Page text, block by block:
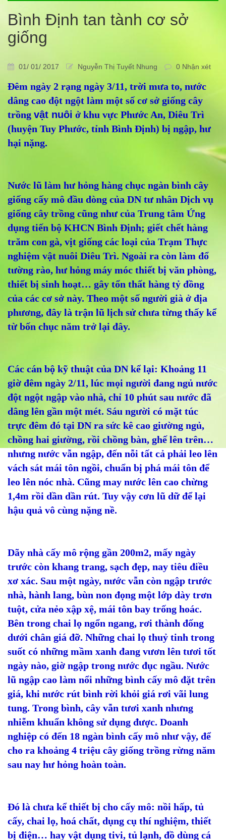
Bình Định tan tành cơ sở
giống
01/ 01/ 2017 Nguyễn Thị Tuyết Nhung 0 Nhận xét
Đêm ngày 2 rạng ngày 3/11, trời mưa to, nước
dâng cao đột ngột làm một số cơ sở giống cây
trồng vật nuôi ở khu vực Phước An, Diêu Trì
(huyện Tuy Phước, tỉnh Bình Định) bị ngập, hư
hại nặng.
Nước lũ làm hư hỏng hàng chục ngàn bình cây
giống cấy mô đầu dòng của DN tư nhân Dịch vụ
giống cây trồng cũng như của Trung tâm Ứng
dụng tiến bộ KHCN Bình Định; giết chết hàng
trăm con gà, vịt giống các loại của Trạm Thực
nghiệm vật nuôi Diêu Trì. Ngoài ra còn làm đổ
tường rào, hư hỏng máy móc thiết bị văn phòng,
thiết bị sinh hoạt… gây tổn thất hàng tỷ đồng
của các cơ sở này. Theo một số người già ở địa
phương, đây là trận lũ lịch sử chưa từng thấy kể
từ bốn chục năm trở lại đây.
Các cán bộ kỹ thuật của DN kể lại: Khoảng 11
giờ đêm ngày 2/11, lúc mọi người đang ngủ nước
đột ngột ngập vào nhà, chỉ 10 phút sau nước đã
dâng lên gần một mét. Sáu người có mặt túc
trực đêm đó tại DN ra sức kê cao giường ngủ,
chồng hai giường, rồi chồng bàn, ghế lên trên…
nhưng nước vẫn ngập, đến nỗi tất cả phải leo lên
vách sát mái tôn ngồi, chuẩn bị phá mái tôn để
leo lên nóc nhà. Cũng may nước lên cao chừng
1,4m rồi dần dần rút. Tuy vậy cơn lũ dữ để lại
hậu quả vô cùng nặng nề.
Dãy nhà cấy mô rộng gần 200m2, mấy ngày
trước còn khang trang, sạch đẹp, nay tiêu điều
xơ xác. Sau một ngày, nước vẫn còn ngập trước
nhà, hành lang, bùn non đọng một lớp dày trơn
tuột, cửa nẻo xập xệ, mái tôn bay trống hoác.
Bên trong chai lọ ngổn ngang, rơi thành đống
dưới chân giá đỡ. Những chai lọ thuỷ tinh trong
suốt có những mầm xanh đang vươn lên tươi tốt
ngày nào, giờ ngập trong nước đục ngầu. Nước
lũ ngập cao làm nổi những bình cấy mô đặt trên
giá, khi nước rút bình rời khỏi giá rơi vãi lung
tung. Trong bình, cây vẫn tươi xanh nhưng
nhiễm khuẩn không sử dụng được. Doanh
nghiệp có đến 18 ngàn bình cấy mô như vậy, để
cho ra khoảng 4 triệu cây giống trồng rừng năm
sau nay hư hỏng hoàn toàn.
Đó là chưa kể thiết bị cho cấy mô: nồi hấp, tủ
cấy, chai lọ, hoá chất, dụng cụ thí nghiệm, thiết
bị điện… hay vật dụng tivi, tủ lạnh, đồ dùng cá